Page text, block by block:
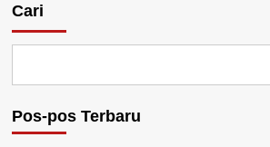
Cari
Pos-pos Terbaru